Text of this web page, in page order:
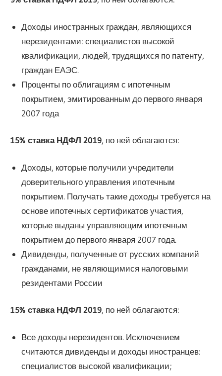
Доходы иностранных граждан, являющихся
нерезидентами: специалистов высокой
квалификации, людей, трудящихся по патенту,
граждан ЕАЭС.
Проценты по облигациям с ипотечным
покрытием, эмитированным до первого января
2007 года
15% ставка НДФЛ 2019, по ней облагаются:
Доходы, которые получили учредители
доверительного управления ипотечным
покрытием. Получать такие доходы требуется на
основе ипотечных сертификатов участия,
которые выданы управляющим ипотечным
покрытием до первого января 2007 года.
Дивиденды, полученные от русских компаний
гражданами, не являющимися налоговыми
резидентами России
15% ставка НДФЛ 2019, по ней облагаются:
Все доходы нерезидентов. Исключением
считаются дивиденды и доходы иностранцев:
специалистов высокой квалификации;